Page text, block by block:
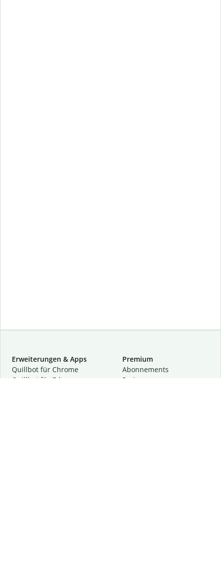
Erweiterungen & Apps
Quillbot für Chrome
Quillbot für Edge
Premium
Abon­ne­ments
Preise